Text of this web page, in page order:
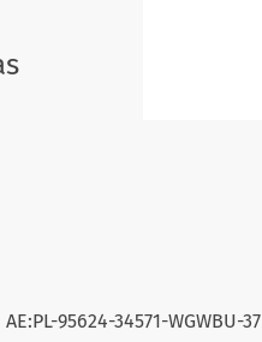
95624-34571-WGWBU-37